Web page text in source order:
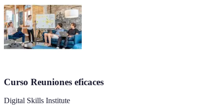
Curso Reuniones eficaces
Digital Skills Institute